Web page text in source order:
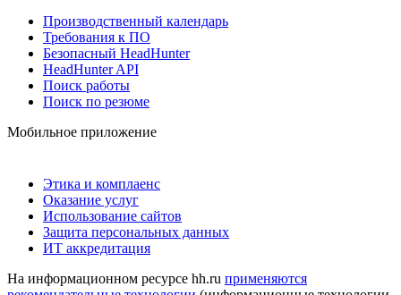
Производственный календарь
Требования к ПО
Безопасный HeadHunter
HeadHunter API
Поиск работы
Поиск по резюме
Мобильное приложение
Этика и комплаенс
Оказание услуг
Использование сайтов
Защита персональных данных
ИТ аккредитация
На информационном ресурсе hh.ru применяются